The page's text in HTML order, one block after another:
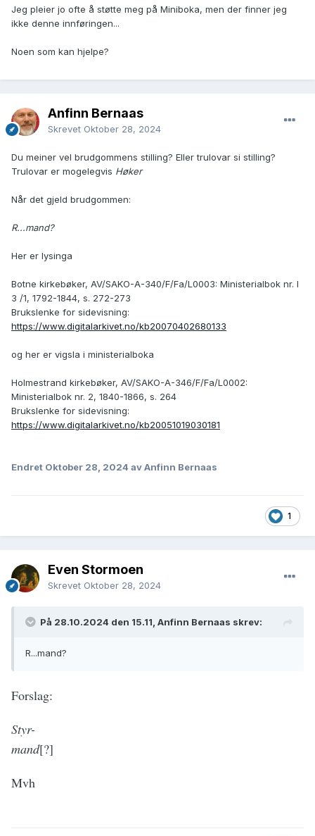
Jeg pleier jo ofte å støtte meg på Miniboka, men der finner jeg
ikke denne innføringen...
Noen som kan hjelpe?
Anfinn Bernaas
Skrevet Oktober 28, 2024
Du meiner vel brudgommens stilling? Eller trulovar si stilling?
Trulovar er mogelegvis Høker
Når det gjeld brudgommen:
R...mand?
Her er lysinga
Botne kirkebøker, AV/SAKO-A-340/F/Fa/L0003: Ministerialbok nr. I
3 /1, 1792-1844, s. 272-273
Brukslenke for sidevisning:
https://www.digitalarkivet.no/kb20070402680133
og her er vigsla i ministerialboka
Holmestrand kirkebøker, AV/SAKO-A-346/F/Fa/L0002:
Ministerialbok nr. 2, 1840-1866, s. 264
Brukslenke for sidevisning:
https://www.digitalarkivet.no/kb20051019030181
Endret Oktober 28, 2024 av Anfinn Bernaas
1
Even Stormoen
Skrevet Oktober 28, 2024
På 28.10.2024 den 15.11, Anfinn Bernaas skrev:
R...mand?
Forslag:
Styr-
mand[?]
Mvh